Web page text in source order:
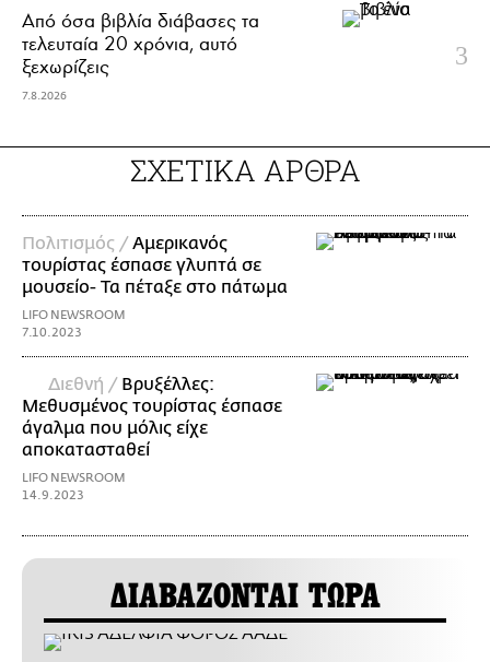
Από όσα βιβλία διάβασες τα
τελευταία 20 χρόνια, αυτό
ξεχωρίζεις
7.8.2026
ΣΧΕΤΙΚΑ ΑΡΘΡΑ
Πολιτισμός /Αμερικανός
τουρίστας έσπασε γλυπτά σε
μουσείο- Τα πέταξε στο πάτωμα
LIFO NEWSROOM
7.10.2023
Διεθνή / Βρυξέλλες:
Μεθυσμένος τουρίστας έσπασε
άγαλμα που μόλις είχε
αποκατασταθεί
LIFO NEWSROOM
14.9.2023
ΔΙΑΒΑΖΟΝΤΑΙ ΤΩΡΑ